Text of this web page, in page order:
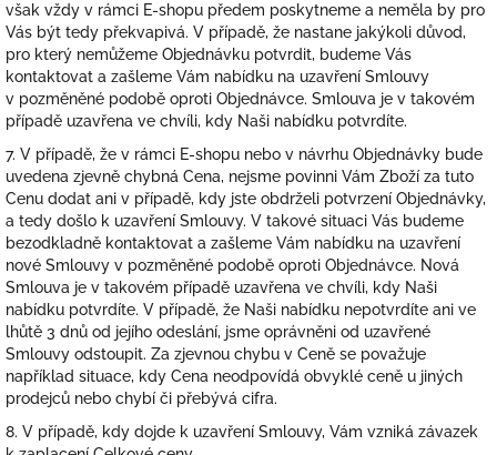
však vždy v rámci E-shopu předem poskytneme a neměla by pro
Vás být tedy překvapivá. V případě, že nastane jakýkoli důvod,
pro který nemůžeme Objednávku potvrdit, budeme Vás
kontaktovat a zašleme Vám nabídku na uzavření Smlouvy
v pozměněné podobě oproti Objednávce. Smlouva je v takovém
případě uzavřena ve chvíli, kdy Naši nabídku potvrdíte.
7. V případě, že v rámci E-shopu nebo v návrhu Objednávky bude
uvedena zjevně chybná Cena, nejsme povinni Vám Zboží za tuto
Cenu dodat ani v případě, kdy jste obdrželi potvrzení Objednávky,
a tedy došlo k uzavření Smlouvy. V takové situaci Vás budeme
bezodkladně kontaktovat a zašleme Vám nabídku na uzavření
nové Smlouvy v pozměněné podobě oproti Objednávce. Nová
Smlouva je v takovém případě uzavřena ve chvíli, kdy Naši
nabídku potvrdíte. V případě, že Naši nabídku nepotvrdíte ani ve
lhůtě 3 dnů od jejího odeslání, jsme oprávněni od uzavřené
Smlouvy odstoupit. Za zjevnou chybu v Ceně se považuje
například situace, kdy Cena neodpovídá obvyklé ceně u jiných
prodejců nebo chybí či přebývá cifra.
8. V případě, kdy dojde k uzavření Smlouvy, Vám vzniká závazek